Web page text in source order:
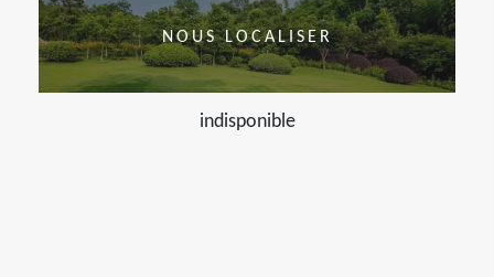
NOUS LOCALISER
indisponible